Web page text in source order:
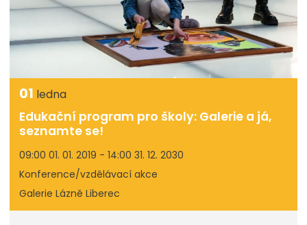
01 ledna
Edukační program pro školy: Galerie a já,
seznamte se!
09:00 01. 01. 2019 - 14:00 31. 12. 2030
Konference/vzdělávací akce
Galerie Lázně Liberec